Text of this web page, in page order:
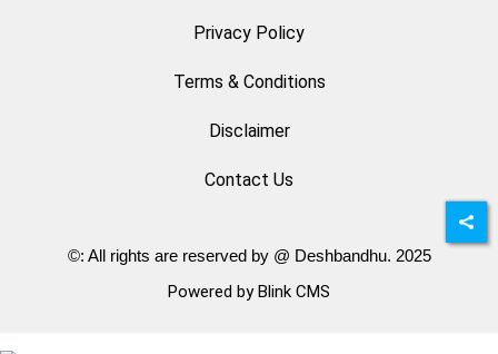
Privacy Policy
Terms & Conditions
Disclaimer
Contact Us
©: All rights are reserved by @ Deshbandhu. 2025
Powered by Blink CMS